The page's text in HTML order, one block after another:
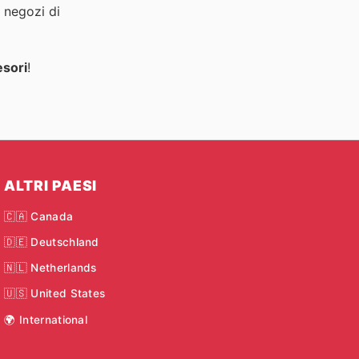
di
!
ALTRI PAESI
🇨🇦 Canada
🇩🇪 Deutschland
🇳🇱 Netherlands
🇺🇸 United States
🌍 International